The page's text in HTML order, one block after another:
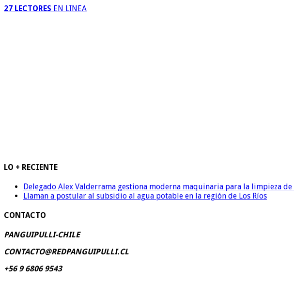
27 LECTORES EN LINEA
LO + RECIENTE
Delegado Alex Valderrama gestiona moderna maquinaria para la limpieza
Llaman a postular al subsidio al agua potable en la región de Los Ríos
CONTACTO
PANGUIPULLI-CHILE
CONTACTO@REDPANGUIPULLI.CL
+56 9 6806 9543